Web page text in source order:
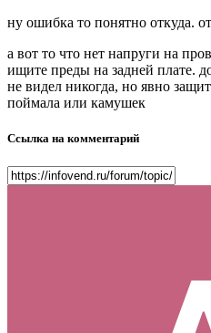
ну ошибка то понятно откуда.
а вот то что нет напруги на
ищите преды на задней плате.
не видел никогда, но явно
поймала или камушек
Ссылка на комментарий